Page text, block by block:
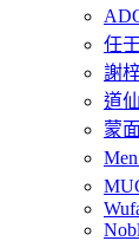
任
謝
道
蒙